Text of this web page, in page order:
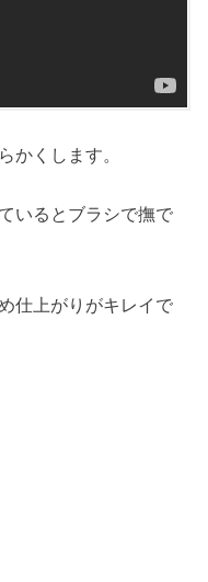
かくします。
いるとブラシで撫で
仕上がりがキレイで